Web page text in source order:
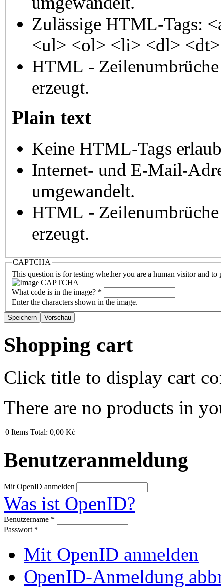
Zulässige HTML-Tags:
<ul> <ol> <li> <dl>
HTML - Zeilenumbrüche
erzeugt.
Plain text
Keine HTML-Tags
Internet- und E-Mail-
umgewandelt.
HTML - Zeilenumbrüche
erzeugt.
CAPTCHA
This question is for testing whether you are a human visitor and to
What code is in the image? *
Enter the characters shown in the image.
Shopping cart
Click title to display cart
There are no products in
0 Items Total: 0,00 Kč
Benutzeranmeldung
Mit OpenID anmelden
Was ist OpenID?
Benutzername *
Passwort *
Mit OpenID anmelden
OpenID-Anmeldung